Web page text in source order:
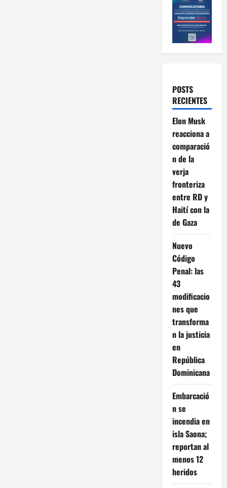
POSTS
RECIENTES
Elon Musk
reacciona a
comparació
n de la
verja
fronteriza
entre RD y
Haití con la
de Gaza
Nuevo
Código
Penal: las
43
modificacio
nes que
transforma
n la justicia
en
República
Dominicana
Embarcació
n se
incendia en
isla Saona;
reportan al
menos 12
heridos